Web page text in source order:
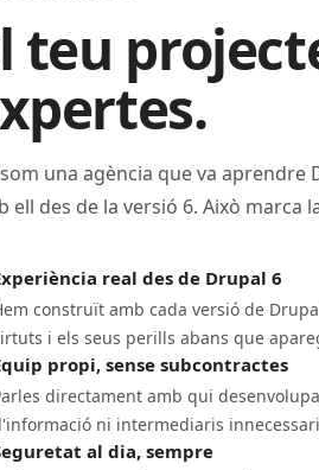
teu
una agència que va aprendre
ell des de la versió 6. Això marca
real des de Drupal 6
construït amb cada versió de
i els seus perills abans que
propi, sense subcontractes
directament amb qui
ni intermediaris
al dia, sempre